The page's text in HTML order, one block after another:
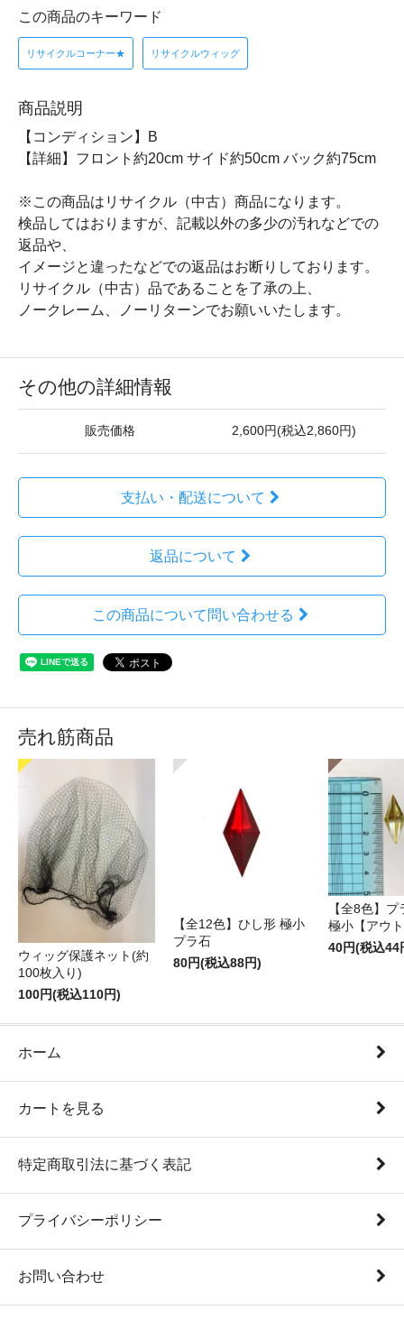
この商品のキーワード
リサイクルコーナー★ リサイクルウィッグ
商品説明
【コンディション】B
【詳細】フロント約20cm サイド約50cm バック約75cm
※この商品はリサイクル（中古）商品になります。
検品してはおりますが、記載以外の多少の汚れなどでの
返品や、
イメージと違ったなどでの返品はお断りしております。
リサイクル（中古）品であることを了承の上、
ノークレーム、ノーリターンでお願いいたします。
その他の詳細情報
販売価格 2,600円(税込2,860円)
支払い・配送について
返品について
この商品について問い合わせる
売れ筋商品
ウィッグ保護ネット(約
100枚入り)
100円(税込110円)
【全12色】ひし形 極小
プラ石
80円(税込88円)
【全8色】
極小【アウ
40円(税込44
ホーム
カートを見る
特定商取引法に基づく表記
プライバシーポリシー
お問い合わせ